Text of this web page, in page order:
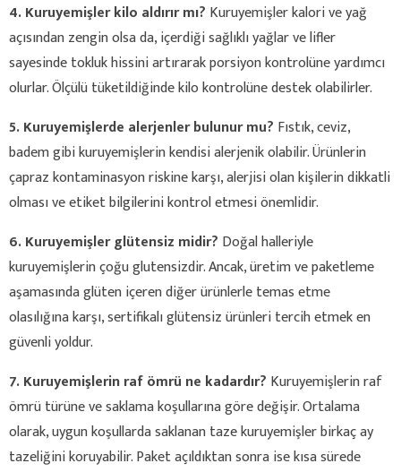
4. Kuruyemişler kilo aldırır mı? Kuruyemişler kalori ve yağ
açısından zengin olsa da, içerdiği sağlıklı yağlar ve lifler
sayesinde tokluk hissini artırarak porsiyon kontrolüne yardımcı
olurlar. Ölçülü tüketildiğinde kilo kontrolüne destek olabilirler.
5. Kuruyemişlerde alerjenler bulunur mu? Fıstık, ceviz,
badem gibi kuruyemişlerin kendisi alerjenik olabilir. Ürünlerin
çapraz kontaminasyon riskine karşı, alerjisi olan kişilerin dikkatli
olması ve etiket bilgilerini kontrol etmesi önemlidir.
6. Kuruyemişler glütensiz midir? Doğal halleriyle
kuruyemişlerin çoğu glutensizdir. Ancak, üretim ve paketleme
aşamasında glüten içeren diğer ürünlerle temas etme
olasılığına karşı, sertifikalı glütensiz ürünleri tercih etmek en
güvenli yoldur.
7. Kuruyemişlerin raf ömrü ne kadardır? Kuruyemişlerin raf
ömrü türüne ve saklama koşullarına göre değişir. Ortalama
olarak, uygun koşullarda saklanan taze kuruyemişler birkaç ay
tazeliğini koruyabilir. Paket açıldıktan sonra ise kısa sürede